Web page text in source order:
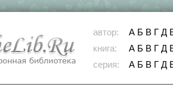
автор: А Б В Г Д
книга:
А Б В Г Д
серия:
А Б В Г Д